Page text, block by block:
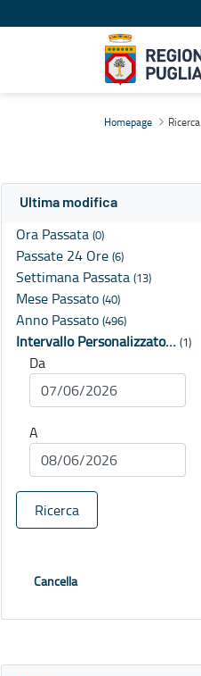
Homepage Ricerca
Ultima modifica
Ora Passata (0)
Passate 24 Ore (6)
Settimana Passata (13)
Mese Passato (40)
Anno Passato (496)
Intervallo Personalizzato… (1)
Da
A
Ricerca
Cancella